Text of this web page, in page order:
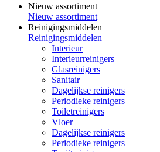
Nieuw assortiment
Nieuw assortiment
Reinigingsmiddelen
Reinigingsmiddelen
Interieur
Interieurreinigers
Glasreinigers
Sanitair
Dagelijkse reinigers
Periodieke reinigers
Toiletreinigers
Vloer
Dagelijkse reinigers
Periodieke reinigers